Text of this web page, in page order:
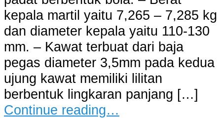
kepala martil yaitu 7,265 – 7,285 kg
dan diameter kepala yaitu 110-130
mm. – Kawat terbuat dari baja
pegas diameter 3,5mm pada kedua
ujung kawat memiliki lilitan
berbentuk lingkaran panjang […]
Continue reading…